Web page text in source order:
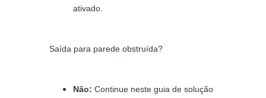
ativado.
Saída para parede obstruída?
Não: Continue neste guia de solução